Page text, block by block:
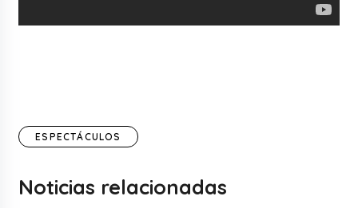
ESPECTÁCULOS
Noticias relacionadas